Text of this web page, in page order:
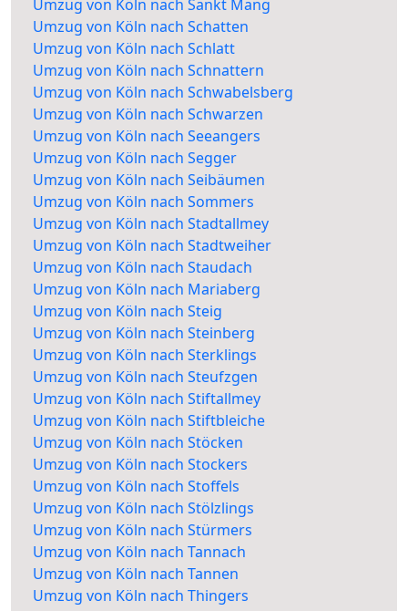
Umzug von Köln nach Sankt Mang
Umzug von Köln nach Schatten
Umzug von Köln nach Schlatt
Umzug von Köln nach Schnattern
Umzug von Köln nach Schwabelsberg
Umzug von Köln nach Schwarzen
Umzug von Köln nach Seeangers
Umzug von Köln nach Segger
Umzug von Köln nach Seibäumen
Umzug von Köln nach Sommers
Umzug von Köln nach Stadtallmey
Umzug von Köln nach Stadtweiher
Umzug von Köln nach Staudach
Umzug von Köln nach Mariaberg
Umzug von Köln nach Steig
Umzug von Köln nach Steinberg
Umzug von Köln nach Sterklings
Umzug von Köln nach Steufzgen
Umzug von Köln nach Stiftallmey
Umzug von Köln nach Stiftbleiche
Umzug von Köln nach Stöcken
Umzug von Köln nach Stockers
Umzug von Köln nach Stoffels
Umzug von Köln nach Stölzlings
Umzug von Köln nach Stürmers
Umzug von Köln nach Tannach
Umzug von Köln nach Tannen
Umzug von Köln nach Thingers